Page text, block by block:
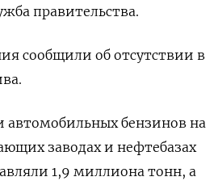
правительства.
сообщили об отсутствии в
автомобильных бензинов на
заводах и нефтебазах
1,9 миллиона тонн, а